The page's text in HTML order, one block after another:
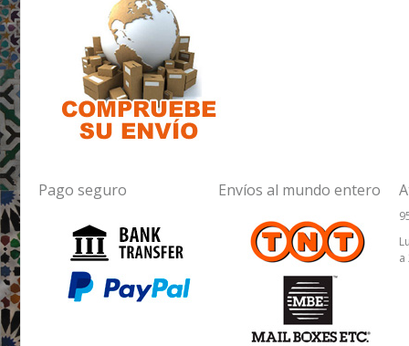
Pago seguro Envíos al mundo entero
a